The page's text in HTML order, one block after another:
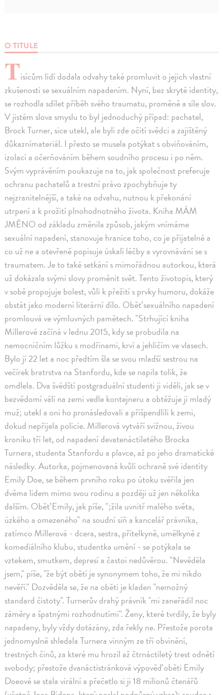
O TITULE
Tisícům lidí dodala odvahy také promluvit o jejich vlastní
zkušenosti se sexuálním napadením. Nyní, bez skryté identity,
se rozhodla sdílet příběh svého traumatu, proměně a síle slov.
V jistém slova smyslu to byl jednoduchý případ: pachatel,
Brock Turner, sice utekl, ale byli zde očití svědci a zajištěný
důkaznímateriál. I přesto se musela potýkat s obviňováním,
izolací a očerňováním během soudního procesu i po něm.
Svým vyprávěním poukazuje na to, jak společnost preferuje
ochranu pachatelů a trestní právo zpochybňuje ty
nejzranitelnější, a také na odvahu, nutnou k překonání
utrpení a k prožití plnohodnotného života. Kniha MÁM
JMÉNO od základu změnila způsob, jakým vnímáme
sexuální napadení, stanovuje hranice toho, co je přijatelné a
co už ne a otevřeně popisuje úskalí léčby a vyrovnávání se s
traumatem. Je to také setkání s mimořádnou autorkou, která
už dokázala svými slovy proměnit svět. Tento životopis, který
v sobě propojuje bolest, vůli k přežití s prvky humoru, dokáže
obstát jako moderní literární dílo. Oběť sexuálního napadení
promlouvá ve výmluvných pamětech. "Strhující kniha
Millerové začíná v lednu 2015, kdy se probudila na
nemocničním lůžku s modřinami, krví a jehličím ve vlasech.
Bylo jí 22 let a noc předtím šla se svou mladší sestrou na
večírek bratrstva na Stanfordu, kde se napila tolik, že
omdlela. Dva švédští postgraduální studenti ji viděli, jak se v
bezvědomí válí na zemi vedle kontejneru a obtěžuje ji mladý
muž; utekl a oni ho pronásledovali a přišpendlili k zemi,
dokud nepřijela policie. Millerová vytváří svižnou, živou
kroniku tří let, od napadení devatenáctiletého Brocka
Turnera, studenta Stanfordu a plavce, až po jeho dramatické
následky. Autorka, pojmenovaná kvůli ochraně své identity
Emily Doe, se během prvního roku po útoku svěřila jen
dvěma lidem mimo svou rodinu a později už jen několika
dalším. Oběť Emily, jak píše, ";žila uvnitř malého světa,
úzkého a omezeného" na soudní síň a kancelář právníka,
zatímco Millerová - dcera, sestra, přítelkyně, umělkyně z
komediálního klubu, studentka umění - se potýkala se
vztekem, smutkem, depresí a častoi nedůvěrou. "Nevěděla
jsem," píše, "že být obětí je synonymem toho, že mi nikdo
nevěří." Dozvěděla se, že na oběti je kladen "nemožný
standard čistoty". Turnerův drahý právník "mi zaneřádil noc
záměry a špatnými rozhodnutími". Ženy, které tvrdily, že byly
napadeny, byly vždy dotázány, zda řekly ne. Přestože porota
jednomyslně shledala Turnera vinným ze tří obvinění,
trestných činů, za které mu hrozil až čtrnáctiletý trest odnětí
svobody; přestože dvanáctistránková výpověď oběti Emily
Doeové se stala virální a přečetlo si ji 18 milionů čtenářů